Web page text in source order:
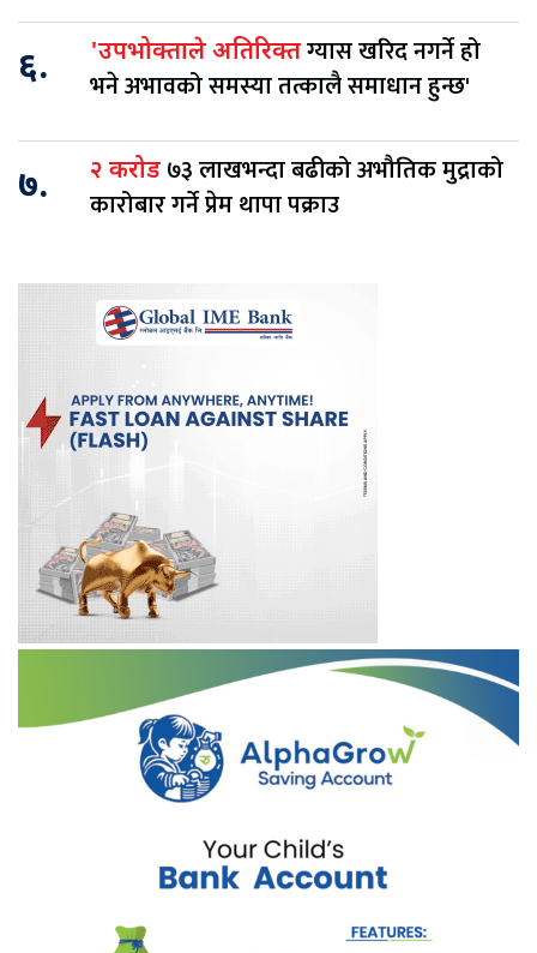
६. 'उपभोक्ताले अतिरिक्तग्यास खरिद नगर्ने हो
भने अभावको समस्या तत्कालै समाधान हुन्छ'
७. २ करोड ७३ लाखभन्दा बढीको अभौतिक मुद्राको
कारोबार गर्ने प्रेम थापा पक्राउ